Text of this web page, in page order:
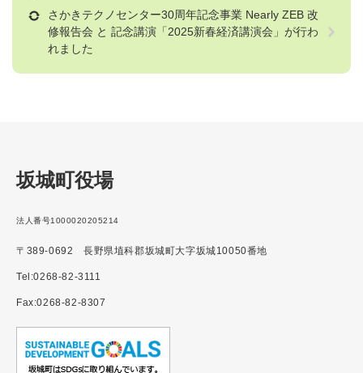
さかきテクノセンター30周年記念事業 Nearly ZEB 改
修報告会 と 記念講演「2025新春経済講演会」が行わ
れました
坂城町役場
法人番号1000020205214
〒389-0692 長野県埴科郡坂城町大字坂城10050番地
Tel:0268-82-3111
Fax:0268-82-8307